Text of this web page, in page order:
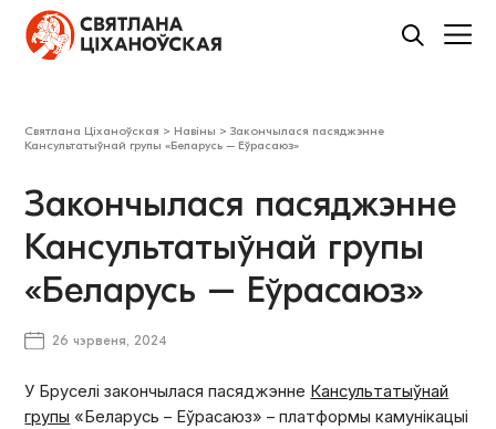
Святлана Ціханоўская > Навіны >Закончылася пасяджэнне
Кансультатыўнай групы «Беларусь – Еўрасаюз»
Закончылася пасяджэнне
Кансультатыўнай групы
«Беларусь – Еўрасаюз»
26 чэрвеня, 2024
У Бруселі закончылася пасяджэнне Кансультатыўнай
групы «Беларусь – Еўрасаюз»– платформы камунікацыі